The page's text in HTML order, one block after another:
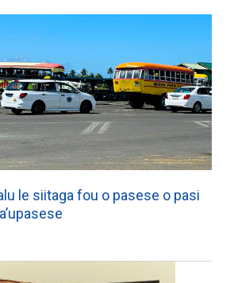
le siitaga fou o pasese o pasi